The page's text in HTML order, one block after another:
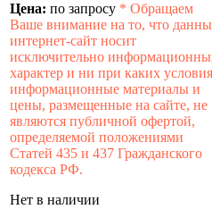
Цена: по запросу * Обращаем
Ваше внимание на то, что
интернет-сайт носит
исключительно
характер и ни при каких
информационные материалы и
цены, размещенные на сайте, не
являются публичной офертой,
определяемой положениями
Статей 435 и 437 Гражданского
кодекса РФ.
Нет в наличии